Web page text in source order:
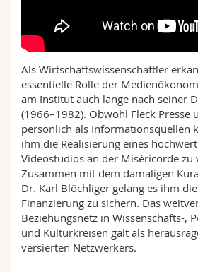
Als Wirtschaftswissenschaftler
essentielle Rolle der
am Institut auch lange nach seiner
(1966–1982). Obwohl Fleck Presse
persönlich als Informationsquellen
ihm die Realisierung eines
Videostudios an der Miséricorde zu
Zusammen mit dem damaligen
Dr. Karl Blöchliger gelang es ihm
Finanzierung zu sichern. Das
Beziehungsnetz in Wissenschafts-,
und Kulturkreisen galt als
versierten Netzwerkers.